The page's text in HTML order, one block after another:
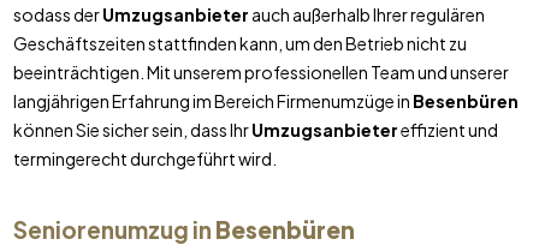
sodass derUmzugsanbieter auch außerhalb Ihrer regulären
Geschäftszeiten stattfinden kann, um den Betrieb nicht zu
beeinträchtigen. Mit unserem professionellen Team und unserer
langjährigen Erfahrung im Bereich Firmenumzüge in Besenbüren
können Sie sicher sein, dass IhrUmzugsanbietereffizient und
termingerecht durchgeführt wird.
Seniorenumzug in Besenbüren